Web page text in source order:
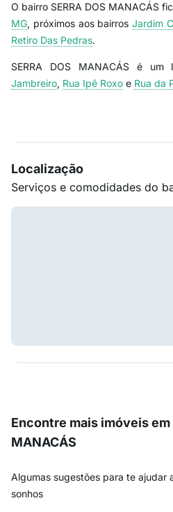
O bairro SERRA DOS MANACÁS
MG, próximos aos bairros Jardim
Retiro Das Pedras.
SERRA DOS MANACÁS é
Jambreiro, Rua Ipê Roxo e Rua da
Localização
Serviços e comodidades do
Encontre mais imóveis em
MANACÁS
Algumas sugestões para te ajudar
sonhos